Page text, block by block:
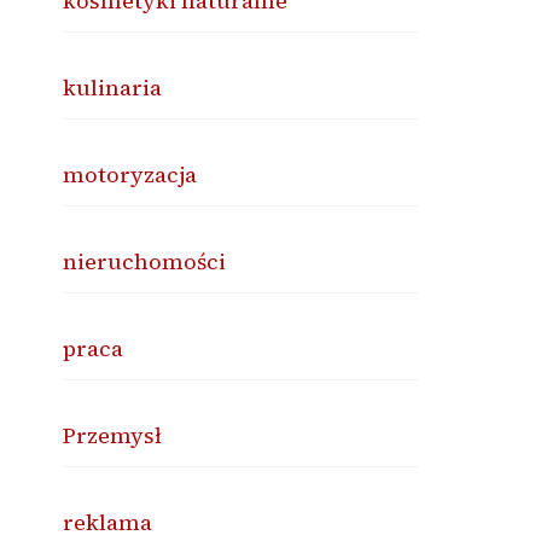
kulinaria
motoryzacja
nieruchomości
praca
Przemysł
reklama